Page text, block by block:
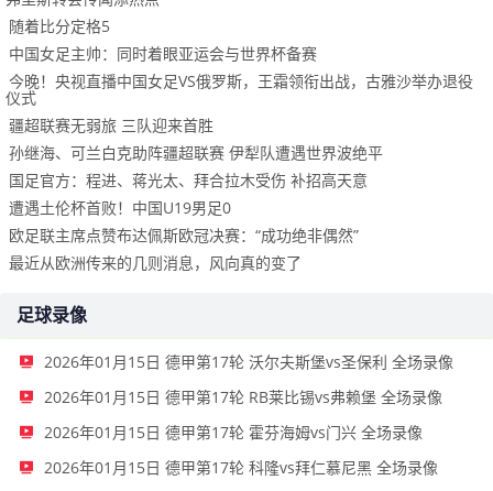
随着比分定格5
中国女足主帅：同时着眼亚运会与世界杯备赛
今晚！央视直播中国女足VS俄罗斯，王霜领衔出战，古雅沙举办退役
仪式
疆超联赛无弱旅 三队迎来首胜
孙继海、可兰白克助阵疆超联赛 伊犁队遭遇世界波绝平
国足官方：程进、蒋光太、拜合拉木受伤 补招高天意
遭遇土伦杯首败！中国U19男足0
欧足联主席点赞布达佩斯欧冠决赛：“成功绝非偶然”
最近从欧洲传来的几则消息，风向真的变了
足球录像
2026年01月15日 德甲第17轮 沃尔夫斯堡vs圣保利 全场录像
2026年01月15日 德甲第17轮 RB莱比锡vs弗赖堡 全场录像
2026年01月15日 德甲第17轮 霍芬海姆vs门兴 全场录像
2026年01月15日 德甲第17轮 科隆vs拜仁慕尼黑 全场录像